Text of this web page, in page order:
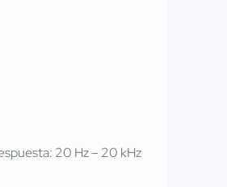
20 Hz – 20 kHz